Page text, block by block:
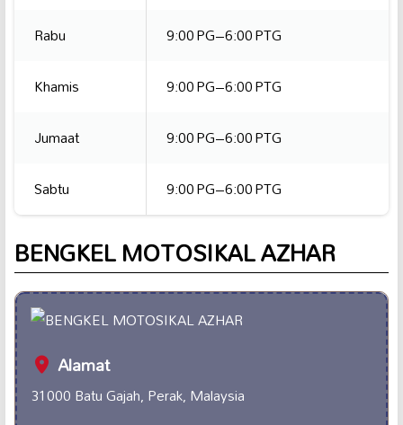
Rabu
9:00 PG–6:00 PTG
Khamis
9:00 PG–6:00 PTG
Jumaat
9:00 PG–6:00 PTG
Sabtu
9:00 PG–6:00 PTG
BENGKEL MOTOSIKAL AZHAR
Alamat
31000 Batu Gajah, Perak, Malaysia